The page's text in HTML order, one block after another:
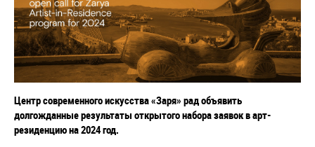
Центр современного искусства «Заря» рад объявить
долгожданные результаты открытого набора заявок в арт-
резиденцию на 2024 год.